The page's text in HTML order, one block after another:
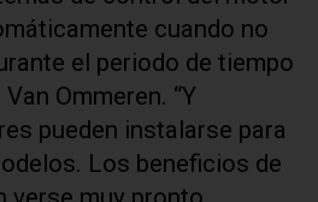
cuando no
el periodo de tiempo
Ommeren. “Y
pueden instalarse para
Los beneficios de